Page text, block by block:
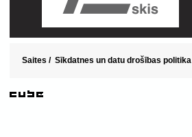
Saites / Sīkdatnes un datu drošības politika